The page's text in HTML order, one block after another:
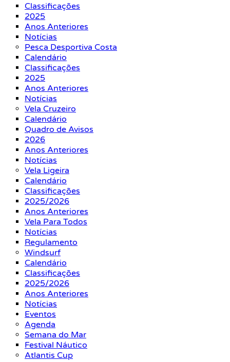
Classificações
2025
Anos Anteriores
Notícias
Pesca Desportiva Costa
Calendário
Classificações
2025
Anos Anteriores
Notícias
Vela Cruzeiro
Calendário
Quadro de Avisos
2026
Anos Anteriores
Notícias
Vela Ligeira
Calendário
Classificações
2025/2026
Anos Anteriores
Vela Para Todos
Notícias
Regulamento
Windsurf
Calendário
Classificações
2025/2026
Anos Anteriores
Notícias
Eventos
Agenda
Semana do Mar
Festival Náutico
Atlantis Cup